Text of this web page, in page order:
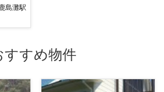
島灘駅
すすめ物件